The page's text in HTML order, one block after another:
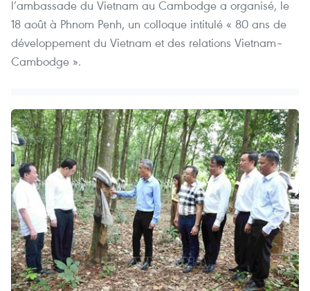
l’ambassade du Vietnam au Cambodge a organisé, le
18 août à Phnom Penh, un colloque intitulé « 80 ans de
développement du Vietnam et des relations Vietnam–
Cambodge ».